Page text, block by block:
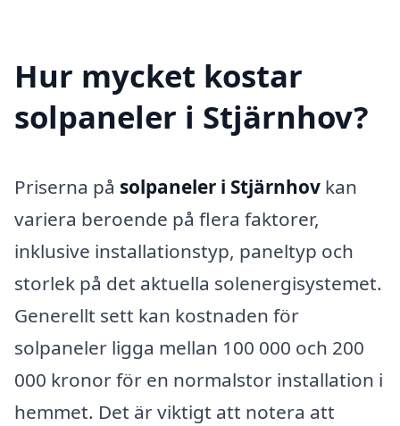
Hur mycket kostar
solpaneler i Stjärnhov?
Priserna på solpaneler i Stjärnhov kan
variera beroende på flera faktorer,
inklusive installationstyp, paneltyp och
storlek på det aktuella solenergisystemet.
Generellt sett kan kostnaden för
solpaneler ligga mellan 100 000 och 200
000 kronor för en normalstor installation i
hemmet. Det är viktigt att notera att